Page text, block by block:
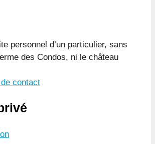
personnel d’un particulier, sans
des Condos, ni le château
contact